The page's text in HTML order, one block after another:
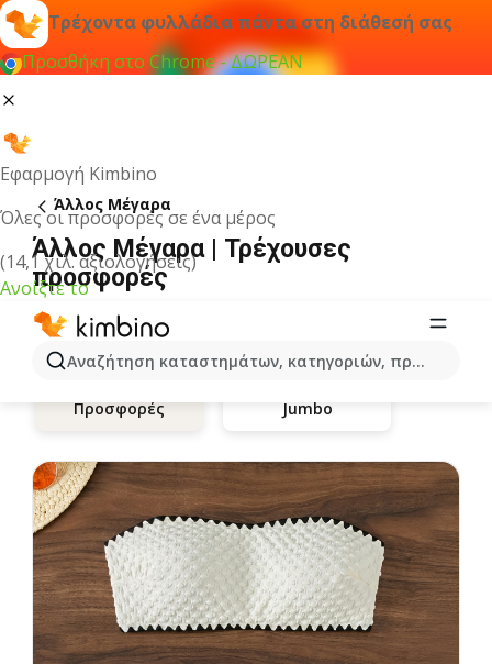
Τρέχοντα φυλλάδια πάντα στη διάθεσή σας
Προσθήκη στο Chrome - ΔΩΡΕΑΝ
Εφαρμογή Kimbino
Όλες οι προσφορές σε ένα μέρος
(14,1 χιλ. αξιολογήσεις)
Ανοίξτε το
Αναζήτηση καταστημάτων, κατηγοριών, προϊόντων...
Άλλος Μέγαρα
Άλλος Μέγαρα | Τρέχουσες
προσφορές
Προσφορές Jumbo